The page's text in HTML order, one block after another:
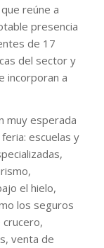
reúne a
presencia
de 17
del sector y
incorporan a
muy esperada
escuelas y
el hielo,
los seguros
venta de